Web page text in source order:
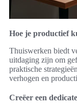
Hoe je productief
Thuiswerken biedt
uitdaging zijn om
praktische
verhogen en
Creëer een